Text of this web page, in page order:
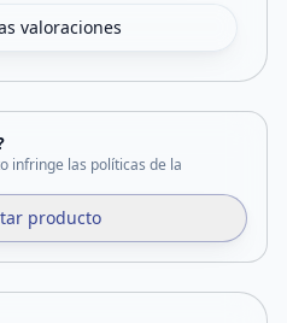
valoraciones
infringe las políticas de la
producto